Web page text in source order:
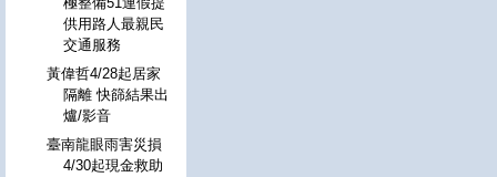
供用路人最親民
交通服務
黃偉哲4/28起居家
隔離 快篩結果出
爐/影音
臺南龍眼雨害災損
4/30起現金救助